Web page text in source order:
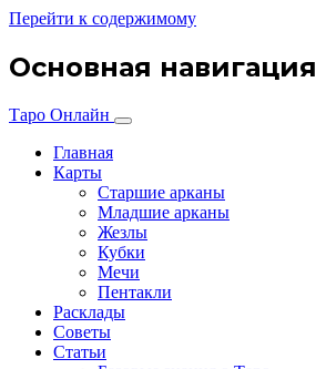
Перейти к содержимому
Основная навигация
Таро Онлайн
Главная
Карты
Старшие арканы
Младшие арканы
Жезлы
Кубки
Мечи
Пентакли
Расклады
Советы
Статьи